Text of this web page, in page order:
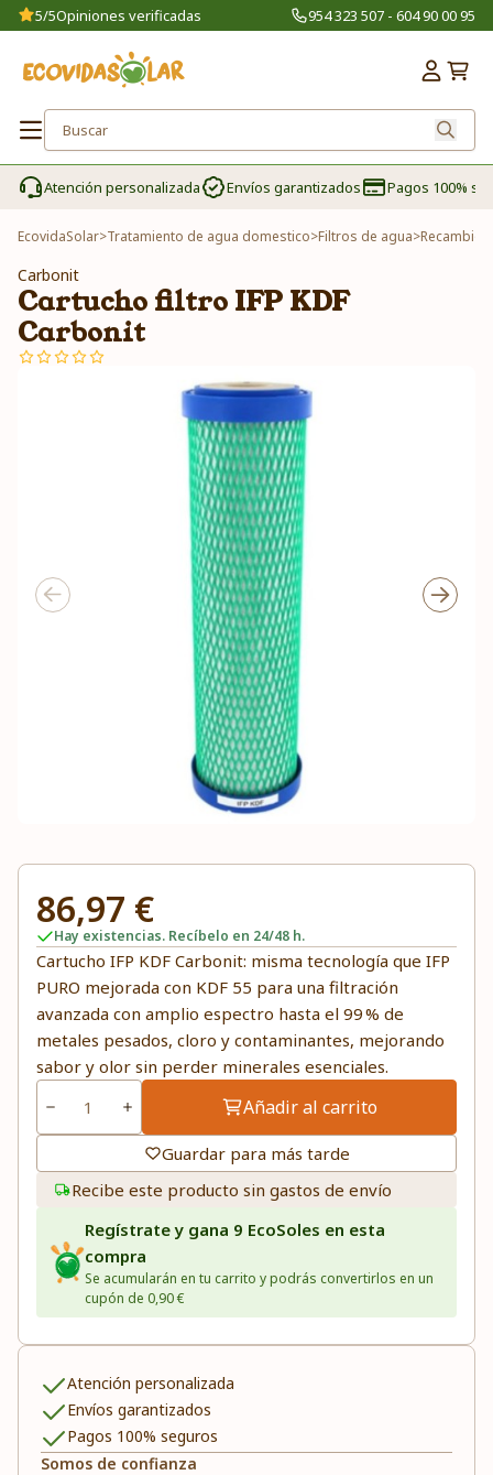
5/5Opiniones verificadas 954 323 507 - 604 90 00 95
Atención personalizada Envíos garantizados Pagos 100%
EcovidaSolar>Tratamiento de agua domestico>Filtros de agua>
Carbonit
Cartucho filtro IFP KDF
Carbonit
86,97 €
Hay existencias. Recíbelo en 24/48 h.
Cartucho IFP KDF Carbonit: misma tecnología que IFP
PURO mejorada con KDF 55 para una filtración
avanzada con amplio espectro hasta el 99 % de
metales pesados, cloro y contaminantes, mejorando
sabor y olor sin perder minerales esenciales.
Añadir al carrito
Guardar para más tarde
Recibe este producto sin gastos de envío
Regístrate y gana 9 EcoSoles en esta
compra
Se acumularán en tu carrito y podrás convertirlos en un
cupón de 0,90 €
Atención personalizada
Envíos garantizados
Pagos 100% seguros
Somos de confianza